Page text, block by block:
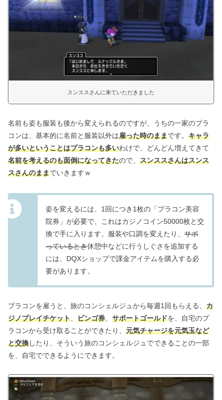
スンススさんに来ていただきました
名前も姿も服装も後から変えられるのですが、うちの一家のプラ
コンは、基本的に名前と服装以外は雇った時のままです。 キャラ
が多いということはプラコンも多いわけで、どんどん増えてきて
名前を考えるのも面倒になってきたので、 スンススさんはスンス
スさんのままでいきますｗ
姿を変えるには、1回につき1枚の「プラコン美容
院券」が必要で、これはカジノコイン50000枚と交
換で手に入ります。服装や口調を変えたり、 サボ
っているとき休憩中などに行うしぐさを追加する
には、DQXショップで課金アイテムを購入する必
要があります。
プラコンを雇うと、旅のコンシェルジュから毎週1回もらえる、 カ
ジノプレイチケット
ビンゴ券 サポートゴールドを、自宅のプ
ラコンから受け取ることができたり、 元気チャージを元気玉など
と交換したり、そういう旅のコンシェルジュでできることの一部
を、自宅でできるようにできます。